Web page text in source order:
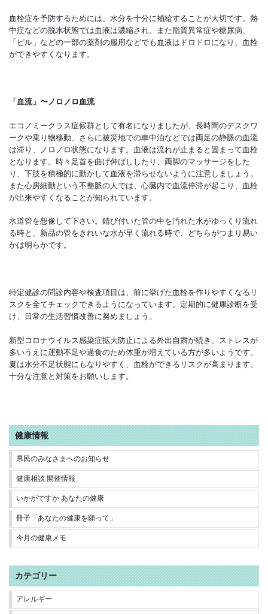
血栓症を予防するためには、水分を十分に補給することが大切です。熱
中症などの脱水状態では血液は濃縮され、また脂質異常症や糖尿病、
「ピル」などの一部の薬剤の服用などでも血液はドロドロになり、血栓
ができやすくなります。
「血流」〜ノロノロ血流
エコノミークラス症候群として有名になりましたが、長時間のデスクワ
ークや乗り物移動、さらに被災地での車中泊などでは両足の静脈の血流
は滞り、ノロノロ状態になります。血液は流れが止まると固まって血栓
となります。時々足首を曲げ伸ばししたり、両脚のマッサージをした
り、下肢を積極的に動かして血液を滞らせないように注意しましょう。
また心房細動という不整脈の人では、心臓内で血流停滞が起こり、血栓
が出来やすくなることが知られています。
水道管を想像して下さい。錆び付いた管の中を汚れた水がゆっくり流れ
る時と、新品の管をきれいな水が早く流れる時で、どちらがつまり易い
かは明らかです。
特定健診の問診内容や検査項目は、前に挙げた血栓を作りやすくなるリ
スクを全てチェックできるようになっています。定期的に健康診断を受
け、日常の生活習慣改善に努めましょう。
新型コロナウイルス感染症拡大防止による外出自粛が続き、ストレスが
多いうえに運動不足や過食のため体重が増えている方が多いようです。
夏は水分不足状態にもなりやすく、血栓ができるリスクが高まります。
十分な注意と対策をお願いします。
健康情報
県民のみなさまへのお知らせ
健康相談 開催情報
いかがですか あなたの健康
冊子「あなたの健康を願って」
今月の健康メモ
カテゴリー
アレルギー